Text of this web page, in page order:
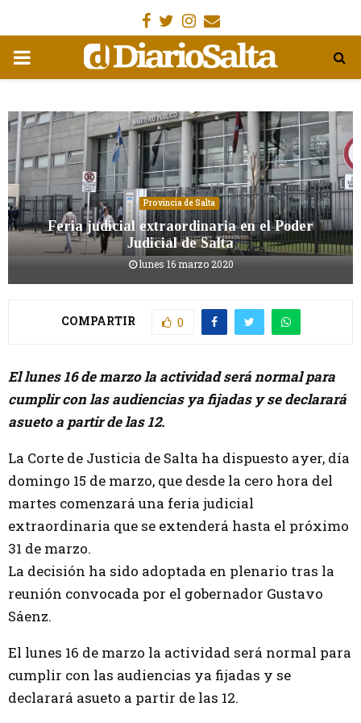
Facebook
Gorjeo
Instagram
Email
MENÚ
Provincia de Salta
Feria judicial extraordinaria en el Poder
Judicial de Salta
lunes 16 marzo 2020
COMPARTIR 0
El lunes 16 de marzo la actividad será normal para
cumplir con las audiencias ya fijadas y se declarará
asueto a partir de las 12.
La Corte de Justicia de Salta ha dispuesto ayer, día
domingo 15 de marzo, que desde la cero hora del
martes comenzará una feria judicial
extraordinaria que se extenderá hasta el próximo
31 de marzo.
La decisión ha sido adoptada en plenario tras la
reunión convocada por el gobernador Gustavo
Sáenz.
El lunes 16 de marzo la actividad será normal para
cumplir con las audiencias ya fijadas y se
declarará asueto a partir de las 12.